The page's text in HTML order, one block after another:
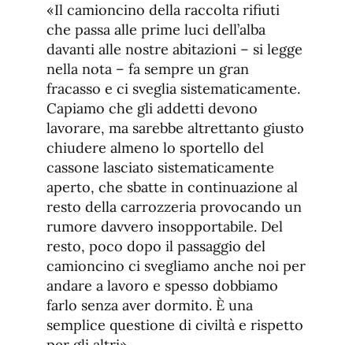
fuente
de
fuente.
«Il camioncino della raccolta rifiuti
che passa alle prime luci dell’alba
davanti alle nostre abitazioni – si legge
nella nota – fa sempre un gran
fracasso e ci sveglia sistematicamente.
Capiamo che gli addetti devono
lavorare, ma sarebbe altrettanto giusto
chiudere almeno lo sportello del
cassone lasciato sistematicamente
aperto, che sbatte in continuazione al
resto della carrozzeria provocando un
rumore davvero insopportabile. Del
resto, poco dopo il passaggio del
camioncino ci svegliamo anche noi per
andare a lavoro e spesso dobbiamo
farlo senza aver dormito. È una
semplice questione di civiltà e rispetto